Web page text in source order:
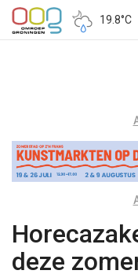
19.8°C
deze